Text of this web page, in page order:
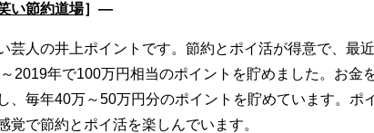
い節約道場］―
芸人の井上ポイントです。節約とポイ活が得意で、最
2019年で100万円相当のポイントを貯めました。お金
、毎年40万～50万円分のポイントを貯めています。ポ
覚で節約とポイ活を楽しんでいます。